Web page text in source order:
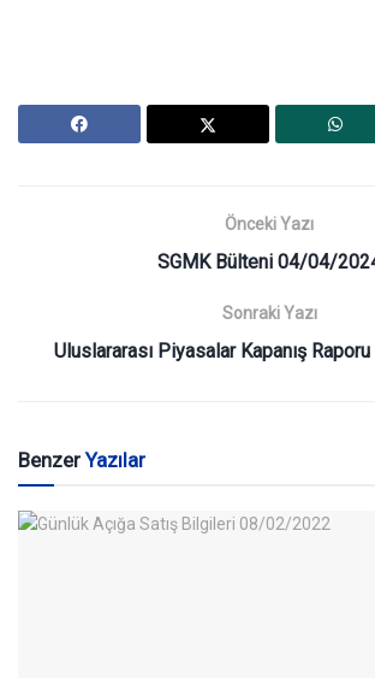
Önceki Yazı
SGMK Bülteni 04/04/
Sonraki Yazı
Uluslararası Piyasalar Kapanış
BenzerYazılar